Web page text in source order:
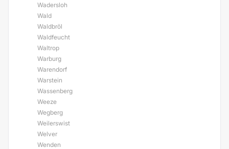
Wadersloh
Wald
Waldbröl
Waldfeucht
Waltrop
Warburg
Warendorf
Warstein
Wassenberg
Weeze
Wegberg
Weilerswist
Welver
Wenden